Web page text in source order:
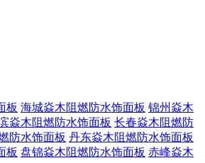
板 海城焱木阻燃防水饰面板 锦州焱木
焱木阻燃防水饰面板 长春焱木阻燃防
防水饰面板 丹东焱木阻燃防水饰面板
板 盘锦焱木阻燃防水饰面板 赤峰焱木